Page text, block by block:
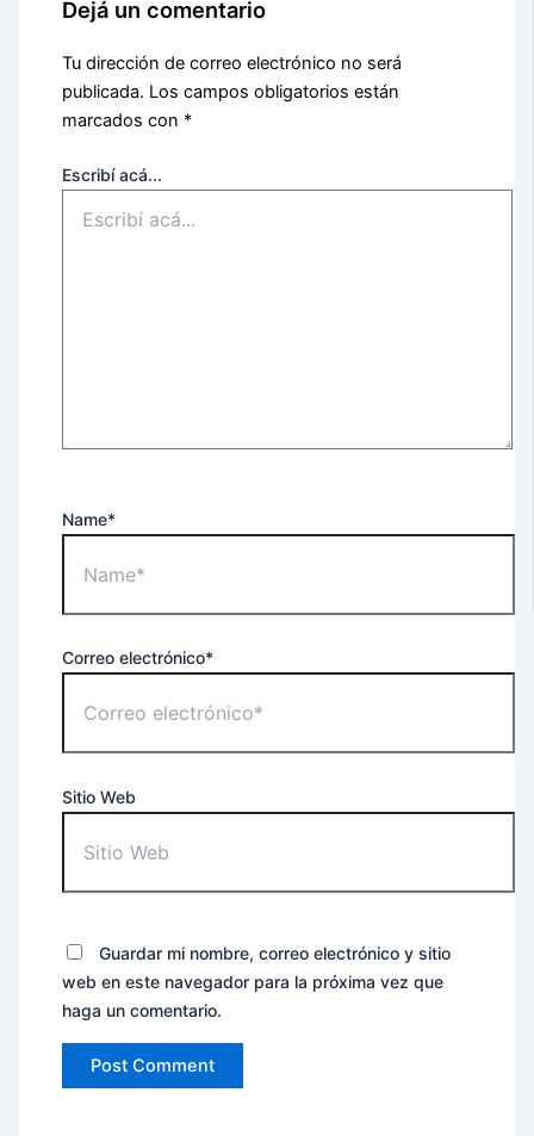
Dejá un comentario
Tu dirección de correo electrónico no será
publicada. Los campos obligatorios están
marcados con *
Escribí acá...
Name*
Correo electrónico*
Sitio Web
Guardar mi nombre, correo electrónico y sitio
web en este navegador para la próxima vez que
haga un comentario.